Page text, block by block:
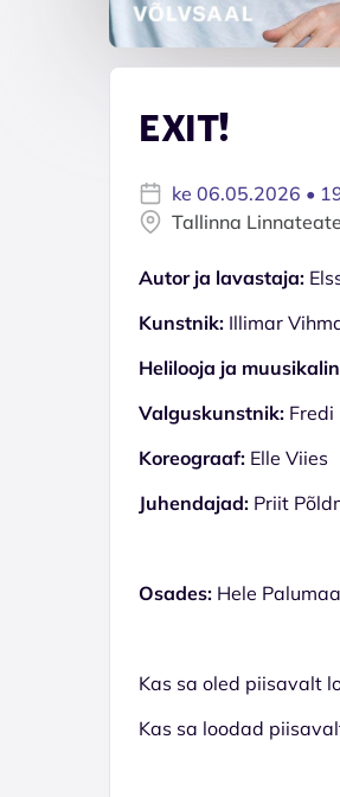
EXIT!
ke 06.05.2026 •
Tallinna
Autor ja lavastaja:
Kunstnik: Illimar
Helilooja ja
Valguskunstnik: Fredi
Koreograaf: Elle Viies
Juhendajad: Priit
Osades: Hele
Kas sa oled piisavalt
Kas sa loodad